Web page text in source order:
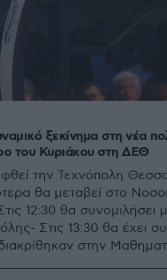
ξεκίνημα στη νέα
του Κυριάκου στη ΔΕΘ
την Τεχνόπολη
θα μεταβεί στο
12:30 θα συνομιλήσει
Στις 13:30 θα έχει
στην